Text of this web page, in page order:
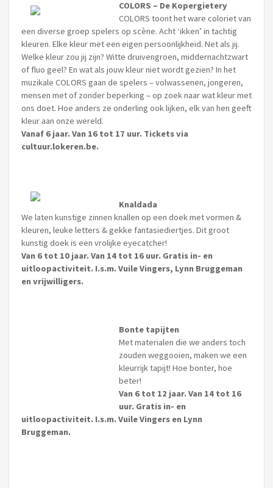
COLORS – De Kopergietery
COLORS toont het ware coloriet van
een diverse groep spelers op scène. Acht ‘ikken’ in tachtig
kleuren. Elke kleur met een eigen persoonlijkheid. Net als jij.
Welke kleur zou jij zijn? Witte druivengroen, middernachtzwart
of fluo geel? En wat als jouw kleur niet wordt gezien? In het
muzikale COLORS gaan de spelers – volwassenen, jongeren,
mensen met of zonder beperking – op zoek naar wat kleur met
ons doet. Hoe anders ze onderling ook lijken, elk van hen geeft
kleur aan onze wereld.
Vanaf 6 jaar. Van 16 tot 17 uur. Tickets via
cultuur.lokeren.be.
Knaldada
We laten kunstige zinnen knallen op een doek met vormen &
kleuren, leuke letters & gekke fantasiediertjes. Dit groot
kunstig doek is een vrolijke eyecatcher!
Van 6 tot 10 jaar. Van 14 tot 16 uur. Gratis in- en
uitloopactiviteit. I.s.m. Vuile Vingers, Lynn Bruggeman
en vrijwilligers.
Bonte tapijten
Met materialen die we anders toch
zouden weggooien, maken we een
kleurrijk tapijt! Hoe bonter, hoe
beter!
Van 6 tot 12 jaar. Van 14 tot 16
uur. Gratis in- en
uitloopactiviteit. I.s.m. Vuile Vingers en Lynn
Bruggeman.